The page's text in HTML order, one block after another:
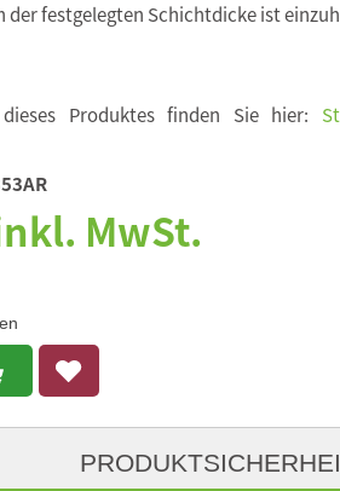
der festgelegten Schichtdicke ist
Produktes finden Sie hier:
MwSt.